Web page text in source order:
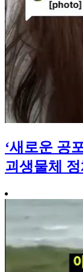
‘새로운 공
괴생물체 정